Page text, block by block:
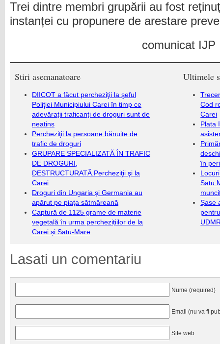
Trei dintre membri grupării au fost
instanței cu propunere de arestare
comunicat IJP
Stiri asemanatoare
DIICOT a făcut percheziţii la şeful
Poliţiei Municipiului Carei în timp ce
adevărații traficanți de droguri sunt de
neatins
Percheziţii la persoane bănuite de
trafic de droguri
GRUPARE SPECIALIZATĂ ÎN TRAFIC
DE DROGURI,
DESTRUCTURATĂ.Percheziţii şi la
Carei
Droguri din Ungaria și Germania au
apărut pe piața sătmăreană
Captură de 1125 grame de materie
vegetală în urma perchezițiilor de la
Carei și Satu-Mare
Ultimele
Cod
Carei
Plata
în
Satu
Șase
Lasati un comentariu
Nume (required)
Email (nu va fi
Site web